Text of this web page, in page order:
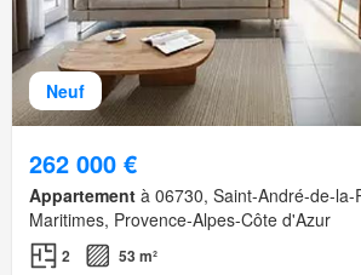
Neuf
262 000 €
Appartement à 06730, Saint-André-de-la-
Maritimes, Provence-Alpes-Côte d'Azur
2
53 m²